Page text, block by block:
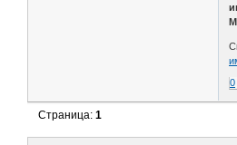
0
Страница:1